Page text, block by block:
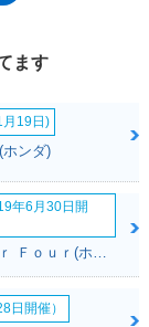
ます
月19日)
ンダ)
年6月30日開
けいたさん:ＣＢ４００Ｓｕｐｅｒ Ｆｏｕｒ(ホンダ)
日開催）